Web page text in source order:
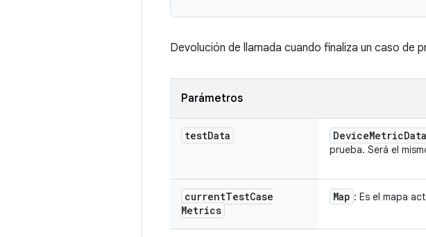
Devolución de llamada cuando finaliza un caso de
Parámetros
testData DeviceMetricData
prueba. Será el
currentTestCase
Metrics
Map : Es el mapa